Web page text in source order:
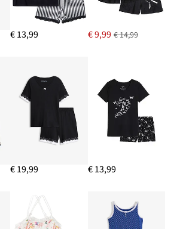
€ 13,99 € 9,99 € 14,99
€ 19,99 € 13,99